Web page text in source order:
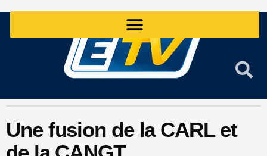
Une fusion de la CARL et